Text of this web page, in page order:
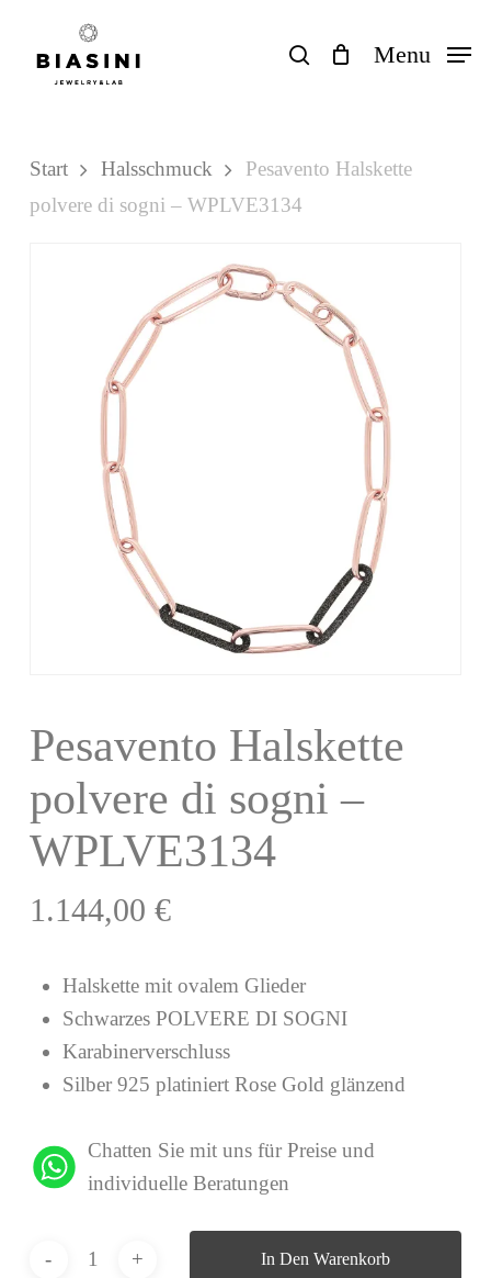
search Menu
Einkaufswagen
Close
Cart
Start Halsschmuck
Pesavento Halskette
polvere di sogni – WPLVE3134
Pesavento Halskette
polvere di sogni –
WPLVE3134
1.144,00 €
Halskette mit ovalem Glieder
Schwarzes POLVERE DI SOGNI
Karabinerverschluss
Silber 925 platiniert Rose Gold glänzend
Chatten Sie mit uns für Preise und
individuelle Beratungen
In Den Warenkorb